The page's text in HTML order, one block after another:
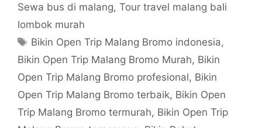
Sewa bus di malang, Tour travel malang bali
lombok murah
Bikin Open Trip Malang Bromo indonesia,
Bikin Open Trip Malang Bromo Murah, Bikin
Open Trip Malang Bromo profesional, Bikin
Open Trip Malang Bromo terbaik, Bikin Open
Trip Malang Bromo termurah, Bikin Open Trip